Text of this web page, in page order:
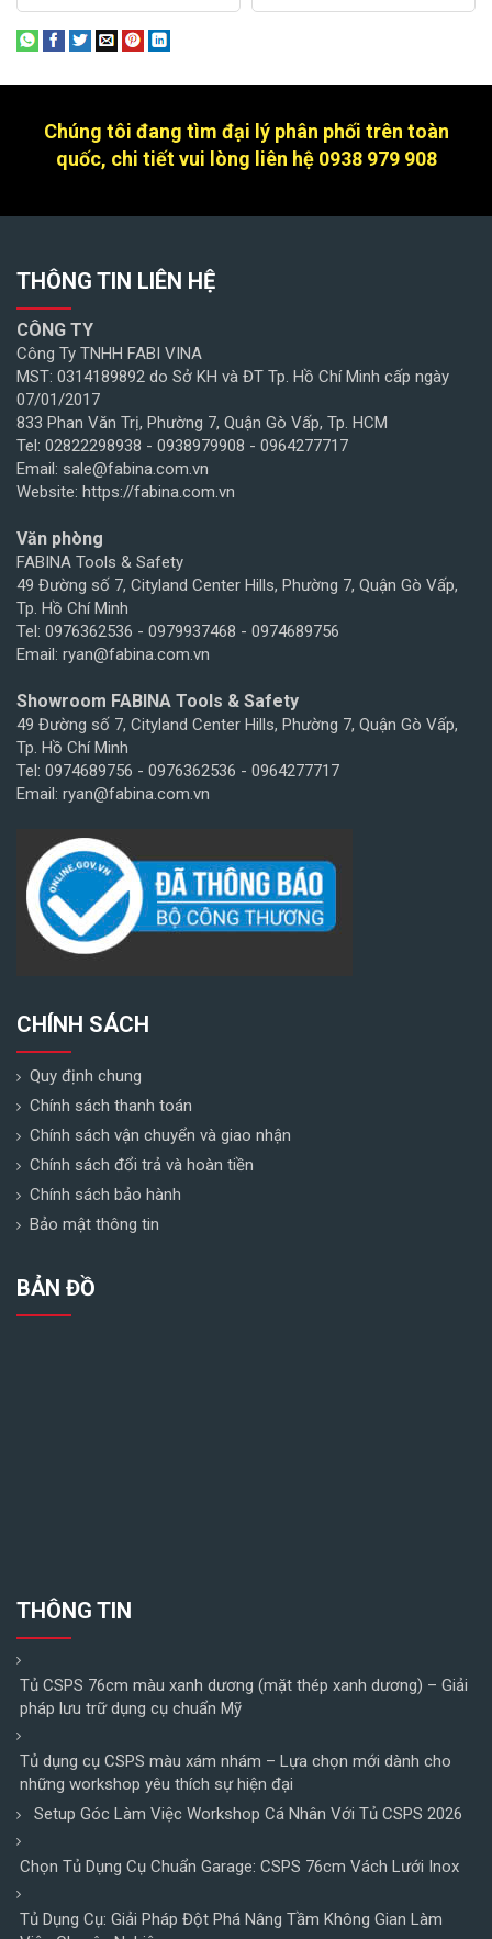
Chúng tôi đang tìm đại lý phân phối trên toàn
quốc, chi tiết vui lòng liên hệ 0938 979 908
THÔNG TIN LIÊN HỆ
CÔNG TY
Công Ty TNHH FABI VINA
MST: 0314189892 do Sở KH và ĐT Tp. Hồ Chí Minh cấp ngày
07/01/2017
833 Phan Văn Trị, Phường 7, Quận Gò Vấp, Tp. HCM
Tel: 02822298938 - 0938979908 - 0964277717
Email: sale@fabina.com.vn
Website: https://fabina.com.vn
Văn phòng
FABINA Tools & Safety
49 Đường số 7, Cityland Center Hills, Phường 7, Quận Gò Vấp,
Tp. Hồ Chí Minh
Tel: 0976362536 - 0979937468 - 0974689756
Email: ryan@fabina.com.vn
Showroom FABINA Tools & Safety
49 Đường số 7, Cityland Center Hills, Phường 7, Quận Gò Vấp,
Tp. Hồ Chí Minh
Tel: 0974689756 - 0976362536 - 0964277717
Email: ryan@fabina.com.vn
CHÍNH SÁCH
Quy định chung
Chính sách thanh toán
Chính sách vận chuyển và giao nhận
Chính sách đổi trả và hoàn tiền
Chính sách bảo hành
Bảo mật thông tin
BẢN ĐỒ
THÔNG TIN
Tủ CSPS 76cm màu xanh dương (mặt thép xanh dương) – Giải
pháp lưu trữ dụng cụ chuẩn Mỹ
Tủ dụng cụ CSPS màu xám nhám – Lựa chọn mới dành cho
những workshop yêu thích sự hiện đại
Setup Góc Làm Việc Workshop Cá Nhân Với Tủ CSPS 2026
Chọn Tủ Dụng Cụ Chuẩn Garage: CSPS 76cm Vách Lưới Inox
Tủ Dụng Cụ: Giải Pháp Đột Phá Nâng Tầm Không Gian Làm